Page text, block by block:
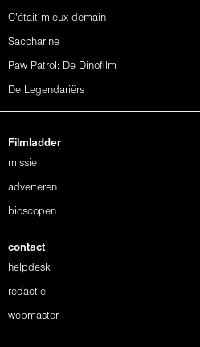
C'était mieux demain
Saccharine
Paw Patrol: De Dinofilm
De Legendariërs
Filmladder
missie
adverteren
bioscopen
contact
helpdesk
redactie
webmaster